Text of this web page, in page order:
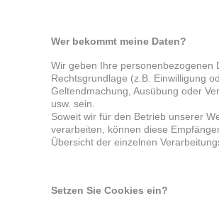
Wer bekommt meine Daten?
Wir geben Ihre personenbezogenen
Rechtsgrundlage (z.B. Einwilligung
Geltendmachung, Ausübung oder
usw. sein.
Soweit wir für den Betrieb unserer
verarbeiten, können diese
Übersicht der einzelnen
Setzen Sie Cookies ein?